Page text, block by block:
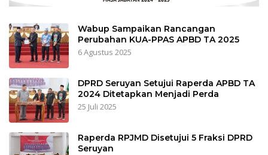
Wabup Sampaikan Rancangan
Perubahan KUA-PPAS APBD TA 2025
6 Agustus 2025
DPRD Seruyan Setujui Raperda APBD TA
2024 Ditetapkan Menjadi Perda
25 Juli 2025
Raperda RPJMD Disetujui 5 Fraksi DPRD
Seruyan